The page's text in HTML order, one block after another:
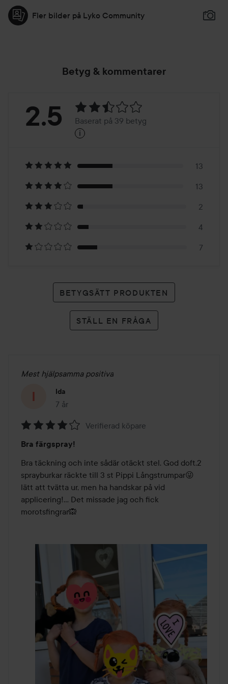
Fler bilder på Lyko Community
Betyg & kommentarer
Betyg:
Baserat
på
39
betyg
2.5 Baserat på 39 betyg
i
13
13
2
4
7
BETYGSÄTT PRODUKTEN
STÄLL EN FRÅGA
Mest hjälpsamma positiva
Ida
7 år
Inlägget skapades 7 år
4
av
5
Verifierad köpare
Bra färgspray!
Bra täckning och inte sådär otäckt stel. God doft.2
sprayburkar räckte till 3 st Pippi Långstrumpar😜
lätt att tvätta ur, men ha handskar på vid
applicering!... Det missade jag och fick
morotsfingrar🙉